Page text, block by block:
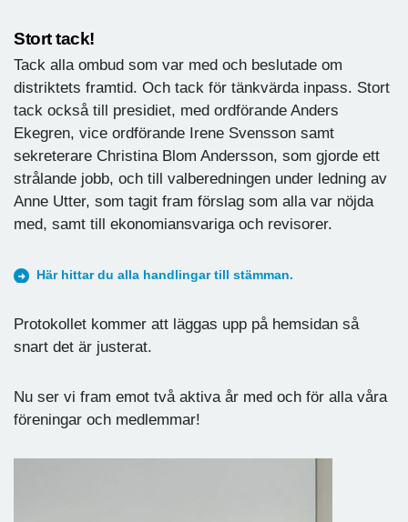
Stort tack!
Tack alla ombud som var med och beslutade om
distriktets framtid. Och tack för tänkvärda inpass. Stort
tack också till presidiet, med ordförande Anders
Ekegren, vice ordförande Irene Svensson samt
sekreterare Christina Blom Andersson, som gjorde ett
strålande jobb, och till valberedningen under ledning av
Anne Utter, som tagit fram förslag som alla var nöjda
med, samt till ekonomiansvariga och revisorer.
Här hittar du alla handlingar till stämman.
Protokollet kommer att läggas upp på hemsidan så
snart det är justerat.
Nu ser vi fram emot två aktiva år med och för alla våra
föreningar och medlemmar!